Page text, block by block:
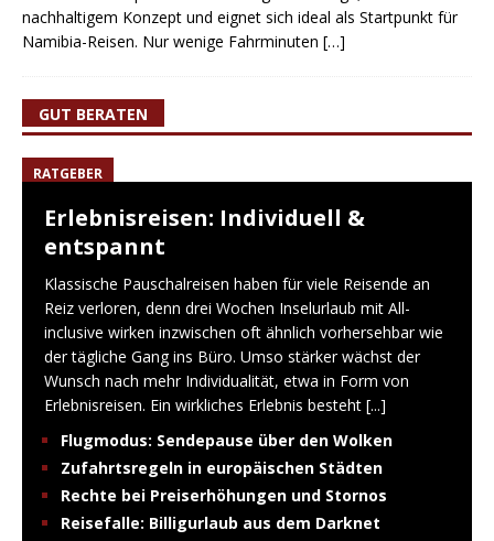
nachhaltigem Konzept und eignet sich ideal als Startpunkt für
Namibia-Reisen. Nur wenige Fahrminuten […]
GUT BERATEN
RATGEBER
Erlebnisreisen: Individuell &
entspannt
Klassische Pauschalreisen haben für viele Reisende an
Reiz verloren, denn drei Wochen Inselurlaub mit All-
inclusive wirken inzwischen oft ähnlich vorhersehbar wie
der tägliche Gang ins Büro. Umso stärker wächst der
Wunsch nach mehr Individualität, etwa in Form von
Erlebnisreisen. Ein wirkliches Erlebnis besteht [...]
Flugmodus: Sendepause über den Wolken
Zufahrtsregeln in europäischen Städten
Rechte bei Preiserhöhungen und Stornos
Reisefalle: Billigurlaub aus dem Darknet